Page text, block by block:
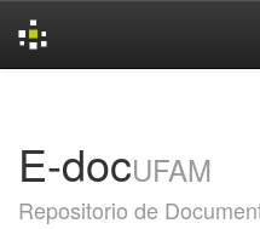
E-docUFAM
Repositorio de